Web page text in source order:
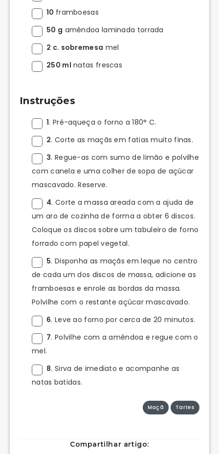
10 framboesas
50 g amêndoa laminada torrada
2 c. sobremesa mel
250 ml natas frescas
Instruções
1. Pré-aqueça o forno a 180° C.
2. Corte as maçãs em fatias muito finas.
3. Regue-as com sumo de limão e polvilhe
com canela e uma colher de sopa de açúcar
mascavado. Reserve.
4. Corte a massa areada com a ajuda de
um aro de cozinha de forma a obter 6 discos.
Coloque os discos sobre um tabuleiro de forno
forrado com papel vegetal.
5. Disponha as maçãs em leque no centro
de cada um dos discos de massa, adicione as
framboesas e enrole as bordas da massa.
Polvilhe com o restante açúcar mascavado.
6. Leve ao forno por cerca de 20 minutos.
7. Polvilhe com a amêndoa e regue com o
mel.
8. Sirva de imediato e acompanhe as
natas batidas.
Maçã Tartes
Compartilhar artigo: